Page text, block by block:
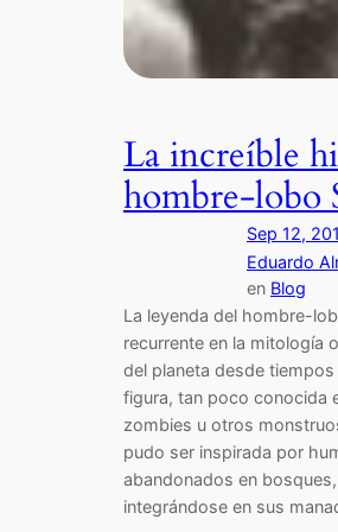
La increíble
hombre-lobo
Sep 12,
Eduardo
en Blog
La leyenda del hombre-
recurrente en la mitología
del planeta desde
figura, tan poco conocida
zombies u otros
pudo ser inspirada por
abandonados en
integrándose en sus